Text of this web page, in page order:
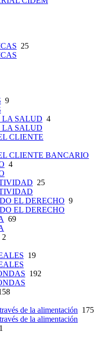
25
9
LA SALUD 4
LA SALUD
CLIENTE
CLIENTE BANCARIO
4
25
EL DERECHO 9
EL DERECHO
69
2
19
192
de la alimentación 175
de la alimentación